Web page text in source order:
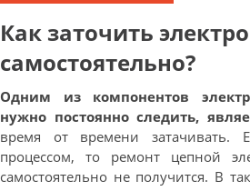
Как заточить
самостоятельно?
Одним из компонентов
нужно постоянно следить,
время от времени затачивать.
процессом, то ремонт цепной
самостоятельно не получится. В